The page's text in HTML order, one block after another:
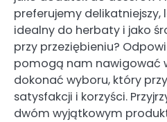
preferujemy delikatniejszy,
idealny do herbaty i jako
przy przeziębieniu?
pomogą nam nawigować
dokonać wyboru, który
satysfakcji i korzyści.
dwóm wyjątkowym